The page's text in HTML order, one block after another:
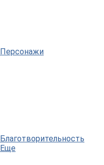
Персонажи
Благотворительность
Еще